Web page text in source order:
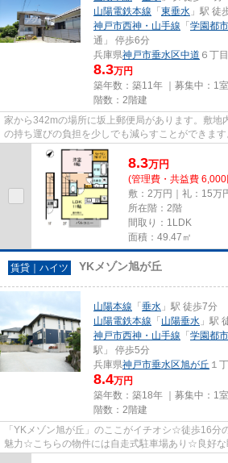
山陽電鉄本線 「 東垂水 」駅 徒
神戸市西神・山手線 「 学園都市
通」 停歩6分
兵庫県神戸市垂水区中道 ６丁
8.3万円
築年数：築11年 ｜募集中： 1室
階数：2階建
家から342mの場所に坂上郵便局があります。敷地
の持ち運びの負担を少しでも減らすことができま
環境の良い安心のハイツです。...
8.3万円
(管理費・共益費
敷：2万円｜礼：15万
所在階：2階
間取り：1LDK
面積：49.47㎡
賃貸｜ハイツ YKメゾン旭が丘
山陽本線 「 垂水 」駅 徒歩7分
山陽電鉄本線 「 山陽垂水 」駅
神戸市西神・山手線 「 学園都市
駅」 停歩5分
兵庫県神戸市垂水区旭が丘 １
8.4万円
築年数：築18年 ｜募集中： 1室
階数：2階建
「YKメゾン旭が丘」のここがイチオシ☆徒歩16分
魅力☆こちらの物件には自走式駐車場あり☆良好